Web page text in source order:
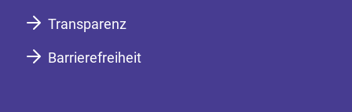
Transparenz
Barrierefreiheit